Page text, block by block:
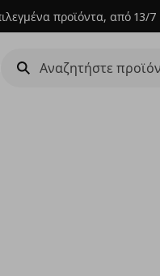
προϊόντα, από 13/